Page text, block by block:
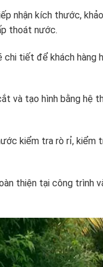
nhận kích thước,
thoát nước.
chi tiết để khách hàng
và tạo hình bằng hệ
kiểm tra rò rỉ, kiểm
thiện tại công trình